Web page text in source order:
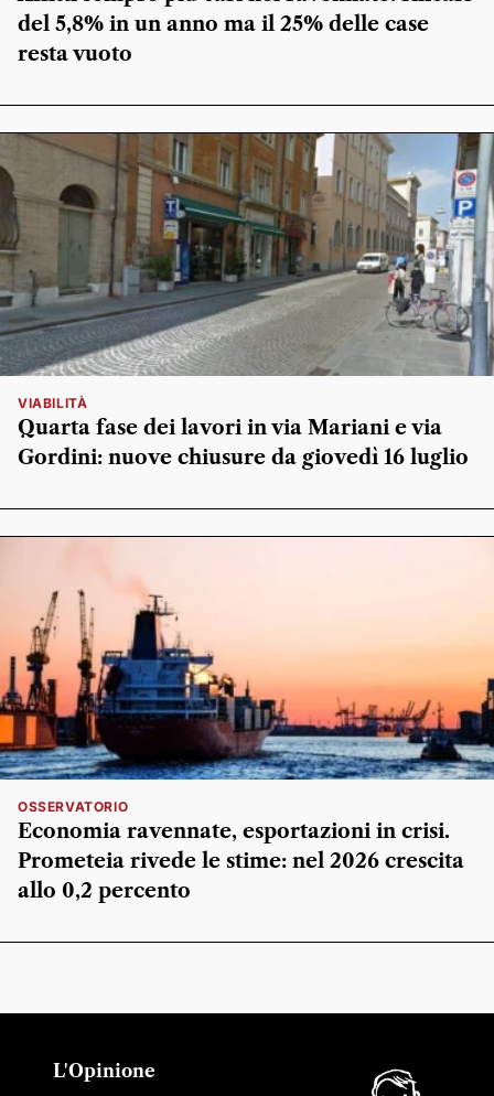
del 5,8% in un anno ma il 25% delle case
resta vuoto
VIABILITÀ
Quarta fase dei lavori in via Mariani e via
Gordini: nuove chiusure da giovedì 16 luglio
OSSERVATORIO
Economia ravennate, esportazioni in crisi.
Prometeia rivede le stime: nel 2026 crescita
allo 0,2 percento
L'Opinione